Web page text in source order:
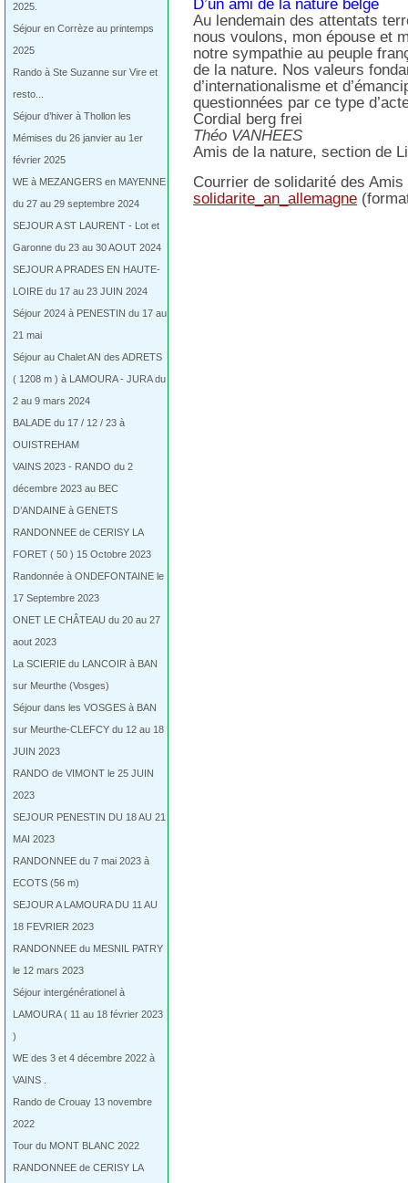
2025.
Séjour en Corrèze au printemps
2025
Rando à Ste Suzanne sur Vire et
resto...
Séjour d’hiver à Thollon les
Mémises du 26 janvier au 1er
février 2025
WE à MEZANGERS en MAYENNE
du 27 au 29 septembre 2024
SEJOUR A ST LAURENT - Lot et
Garonne du 23 au 30 AOUT 2024
SEJOUR A PRADES EN HAUTE-
LOIRE du 17 au 23 JUIN 2024
Séjour 2024 à PENESTIN du 17 au
21 mai
Séjour au Chalet AN des ADRETS
( 1208 m ) à LAMOURA - JURA du
2 au 9 mars 2024
BALADE du 17 / 12 / 23 à
OUISTREHAM
VAINS 2023 - RANDO du 2
décembre 2023 au BEC
D’ANDAINE à GENETS
RANDONNEE de CERISY LA
FORET ( 50 ) 15 Octobre 2023
Randonnée à ONDEFONTAINE le
17 Septembre 2023
ONET LE CHÂTEAU du 20 au 27
aout 2023
La SCIERIE du LANCOIR à BAN
sur Meurthe (Vosges)
Séjour dans les VOSGES à BAN
sur Meurthe-CLEFCY du 12 au 18
JUIN 2023
RANDO de VIMONT le 25 JUIN
2023
SEJOUR PENESTIN DU 18 AU 21
MAI 2023
RANDONNEE du 7 mai 2023 à
ECOTS (56 m)
SEJOUR A LAMOURA DU 11 AU
18 FEVRIER 2023
RANDONNEE du MESNIL PATRY
le 12 mars 2023
Séjour intergénérationel à
LAMOURA ( 11 au 18 février 2023
)
WE des 3 et 4 décembre 2022 à
VAINS .
Rando de Crouay 13 novembre
2022
Tour du MONT BLANC 2022
RANDONNEE de CERISY LA
D’un ami de la nature belge
Au lendemain des attentats
nous voulons, mon épouse et
notre sympathie au peuple
de la nature. Nos valeurs
d’internationalisme et
questionnées par ce type
Cordial berg frei
Théo VANHEES
Amis de la nature, section de
Courrier de solidarité des
solidarite_an_allemagne